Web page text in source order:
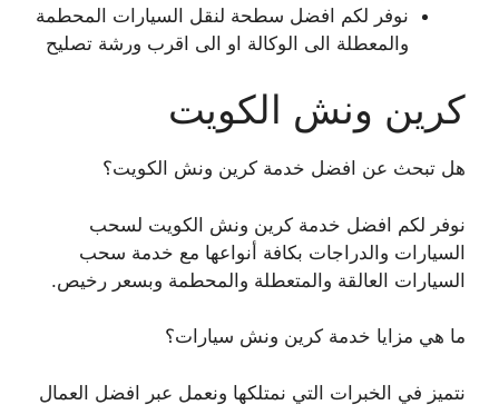
نوفر لكم افضل سطحة لنقل السيارات المحطمة
والمعطلة الى الوكالة او الى اقرب ورشة تصليح
كرين ونش الكويت
هل تبحث عن افضل خدمة كرين ونش الكويت؟
نوفر لكم افضل خدمة كرين ونش الكويت لسحب
السيارات والدراجات بكافة أنواعها مع خدمة سحب
السيارات العالقة والمتعطلة والمحطمة وبسعر رخيص.
ما هي مزايا خدمة كرين ونش سيارات؟
نتميز في الخبرات التي نمتلكها ونعمل عبر افضل العمال